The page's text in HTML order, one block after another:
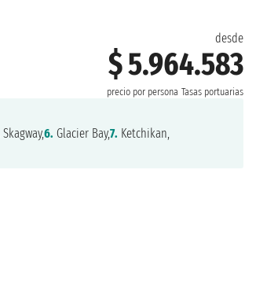
desde
$ 5.964.583
precio por persona Tasas portuarias
Skagway,6. Glacier Bay,7. Ketchikan,